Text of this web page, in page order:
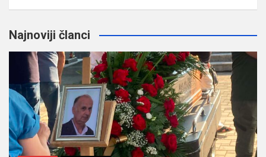
Najnoviji članci